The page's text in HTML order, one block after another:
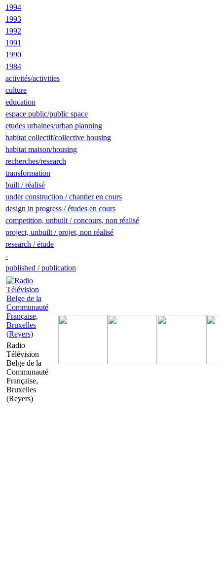
1994
1993
1992
1991
1990
1984
activités/activities
culture
education
espace public/public space
etudes urbaines/urban planning
habitat collectif/collective housing
habitat maison/housing
recherches/research
transformation
built / réalisé
under construction / chantier en cours
design in progress / études en cours
competition, unbuilt / concours, non réalisé
project, unbuilt / projet, non réalisé
research / étude
-
published / publication
Radio
Télévision
Belge de la
Communauté
Française,
Bruxelles
(Reyers)